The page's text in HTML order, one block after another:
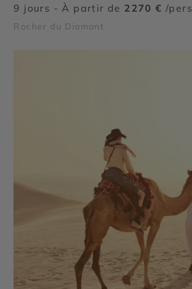
9 jours - À partir de 2270 € /pers
Rocher du Diamant